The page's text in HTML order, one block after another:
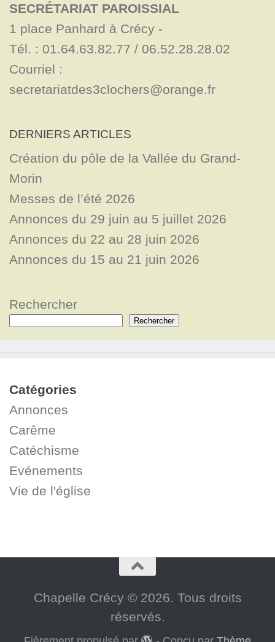
SECRÉTARIAT PAROISSIAL
1 place Panhard à Crécy -
Tél. : 01.64.63.82.77 / 06.52.28.28.02
Courriel :
secretariatdes3clochers@orange.fr
DERNIERS ARTICLES
Création du pôle de la Vallée du Grand-
Morin
Messes de l’été 2026
Annonces du 29 juin au 5 juillet 2026
Annonces du 22 au 28 juin 2026
Annonces du 15 au 21 juin 2026
Rechercher
Rechercher
Catégories
Annonces
Carême
Catéchisme
Evénements
Vie de l'église
Chapelle Crécy © 2026. Tous droits
réservés.